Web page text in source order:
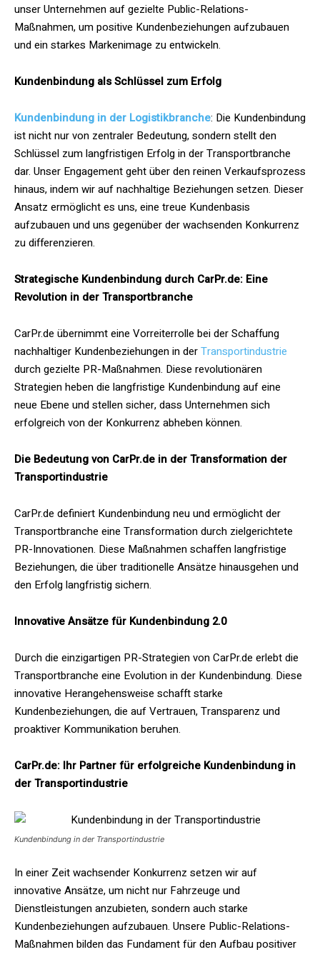
unser Unternehmen auf gezielte Public-Relations-
Maßnahmen, um positive Kundenbeziehungen aufzubauen
und ein starkes Markenimage zu entwickeln.
Kundenbindung als Schlüssel zum Erfolg
Kundenbindung in der Logistikbranche: Die Kundenbindung
ist nicht nur von zentraler Bedeutung, sondern stellt den
Schlüssel zum langfristigen Erfolg in der Transportbranche
dar. Unser Engagement geht über den reinen Verkaufsprozess
hinaus, indem wir auf nachhaltige Beziehungen setzen. Dieser
Ansatz ermöglicht es uns, eine treue Kundenbasis
aufzubauen und uns gegenüber der wachsenden Konkurrenz
zu differenzieren.
Strategische Kundenbindung durch CarPr.de: Eine
Revolution in der Transportbranche
CarPr.de übernimmt eine Vorreiterrolle bei der Schaffung
nachhaltiger Kundenbeziehungen in derTransportindustrie
durch gezielte PR-Maßnahmen. Diese revolutionären
Strategien heben die langfristige Kundenbindung auf eine
neue Ebene und stellen sicher, dass Unternehmen sich
erfolgreich von der Konkurrenz abheben können.
Die Bedeutung von CarPr.de in der Transformation der
Transportindustrie
CarPr.de definiert Kundenbindung neu und ermöglicht der
Transportbranche eine Transformation durch zielgerichtete
PR-Innovationen. Diese Maßnahmen schaffen langfristige
Beziehungen, die über traditionelle Ansätze hinausgehen und
den Erfolg langfristig sichern.
Innovative Ansätze für Kundenbindung 2.0
Durch die einzigartigen PR-Strategien von CarPr.de erlebt die
Transportbranche eine Evolution in der Kundenbindung. Diese
innovative Herangehensweise schafft starke
Kundenbeziehungen, die auf Vertrauen, Transparenz und
proaktiver Kommunikation beruhen.
CarPr.de: Ihr Partner für erfolgreiche Kundenbindung in
der Transportindustrie
Kundenbindung in der Transportindustrie
In einer Zeit wachsender Konkurrenz setzen wir auf
innovative Ansätze, um nicht nur Fahrzeuge und
Dienstleistungen anzubieten, sondern auch starke
Kundenbeziehungen aufzubauen. Unsere Public-Relations-
Maßnahmen bilden das Fundament für den Aufbau positiver